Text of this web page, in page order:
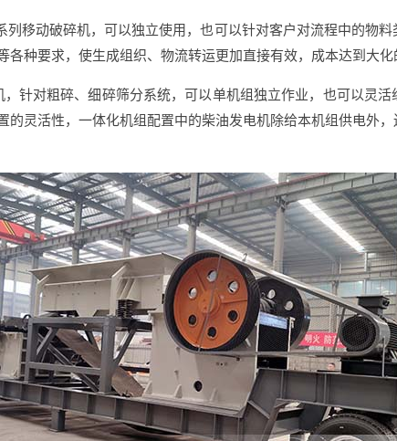
列移动破碎机，可以独立使用，也可以针对客户对流程中的物
各种要求，使生成组织、物流转运更加直接有效，成本达到大化
针对粗碎、细碎筛分系统，可以单机组独立作业，也可以灵
的灵活性，一体化机组配置中的柴油发电机除给本机组供电外